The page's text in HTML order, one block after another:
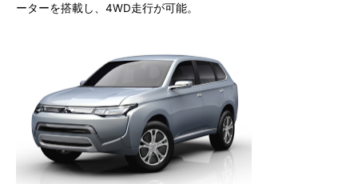
ーターを搭載し、4WD走行が可能。